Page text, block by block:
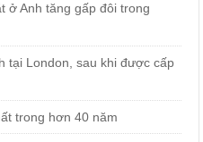
ở Anh tăng gấp đôi trong
tại London, sau khi được cấp
trong hơn 40 năm